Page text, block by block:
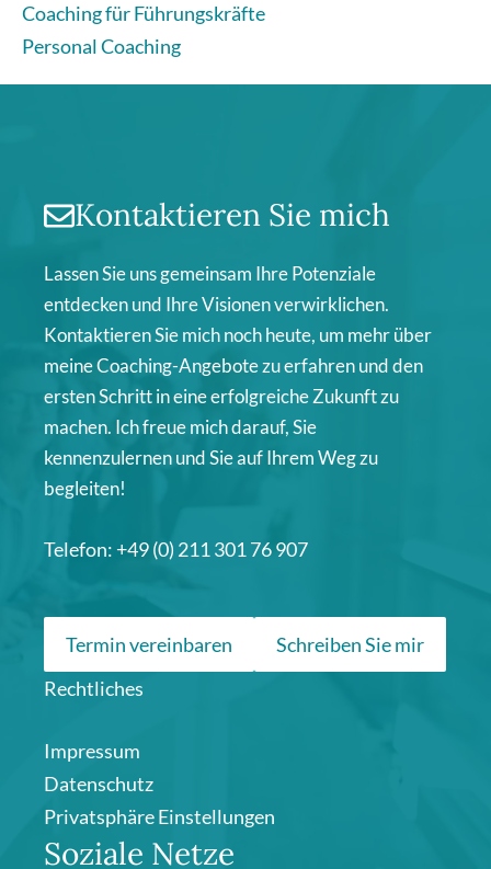
Coaching für Führungskräfte
Personal Coaching
Kontaktieren Sie mich
Lassen Sie uns gemeinsam Ihre Potenziale
entdecken und Ihre Visionen verwirklichen.
Kontaktieren Sie mich noch heute, um mehr über
meine Coaching-Angebote zu erfahren und den
ersten Schritt in eine erfolgreiche Zukunft zu
machen. Ich freue mich darauf, Sie
kennenzulernen und Sie auf Ihrem Weg zu
begleiten!
Telefon: +49 (0) 211 301 76 907
Termin vereinbaren
Schreiben Sie mir
Rechtliches
Impressum
Datenschutz
Privatsphäre Einstellungen
Soziale Netze